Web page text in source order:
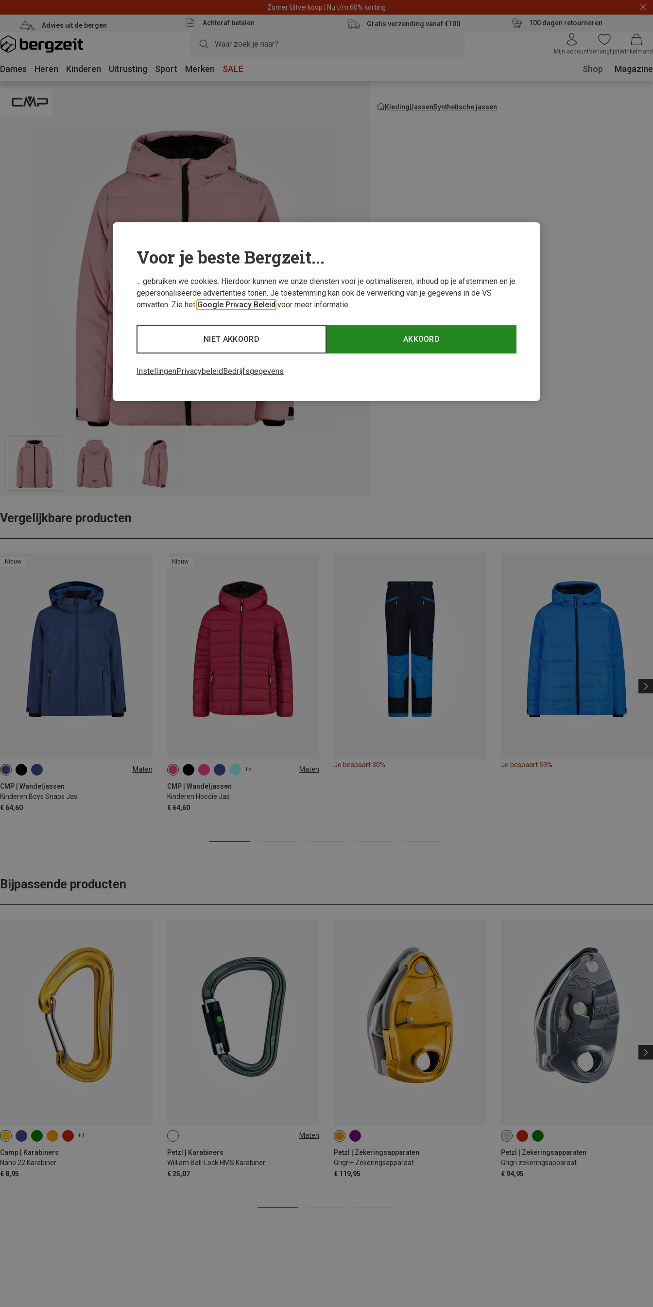
Zomer Uitverkoop | Nu t/m 60% korting
Advies uit de bergen Achteraf betalen Gratis verzending vanaf €100 100 dagen retourneren
Mijn accountVerlanglijstWinkelmand
Dames Heren Kinderen Uitrusting Sport Merken SALE Shop Magazine
KledingJassenSynthetische jassen
Vergelijkbare producten
Nieuw
Maten
CMP | Wandeljassen
Kinderen Boys Snaps Jas
€ 64,60
Nieuw
+5 Maten
CMP | Wandeljassen
Kinderen Hoodie Jas
€ 64,60
Je bespaart 30% Je bespaart 59%
Bijpassende producten
+3
Camp | Karabiners
Nano 22 Karabiner
€ 8,95
Maten
Petzl | Karabiners
William Ball-Lock HMS Karabiner
€ 25,07
BALL-LOCK
Petzl | Zekeringsapparaten
Grigri+ Zekeringsapparaat
€ 119,95
Petzl | Zekeringsapparaten
Grigri zekeringsapparaat
€ 94,95
Voor je beste Bergzeit...
... gebruiken we cookies. Hierdoor kunnen we onze diensten voor je optimaliseren, inhoud op je afstemmen en je
gepersonaliseerde advertenties tonen. Je toestemming kan ook de verwerking van je gegevens in de VS
omvatten. Zie het Google Privacy Beleid voor meer informatie.
AKKOORD
NIET AKKOORD
InstellingenPrivacybeleid Bedrijfsgegevens